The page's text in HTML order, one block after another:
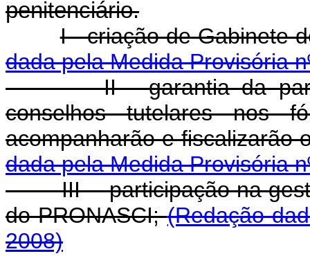
penitenciário.
I - criação de Gabinete
dada pela Medida Provisória
II - garantia da
conselhos tutelares nos
acompanharão e fiscalizarão
dada pela Medida Provisória
III - participação na
do PRONASCI;(Redação
2008)